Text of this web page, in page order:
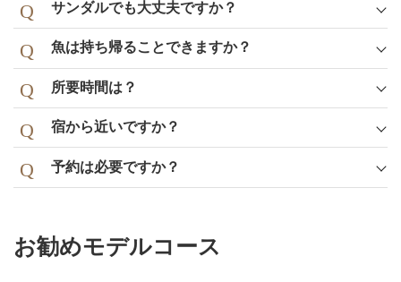
サンダルでも大丈夫ですか？
魚は持ち帰ることできますか？
所要時間は？
宿から近いですか？
予約は必要ですか？
お勧めモデルコース